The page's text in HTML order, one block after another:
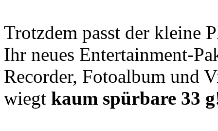
Trotzdem passt der kleine
Ihr neues Entertainment-
Recorder, Fotoalbum und
wiegt kaum spürbare 33